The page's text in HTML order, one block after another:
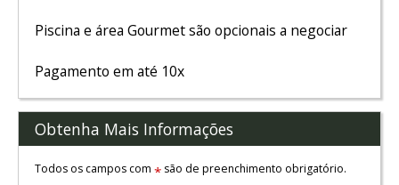
Piscina e área Gourmet são opcionais a negociar
Pagamento em até 10x
Obtenha Mais Informações
Todos os campos com *são de preenchimento obrigatório.